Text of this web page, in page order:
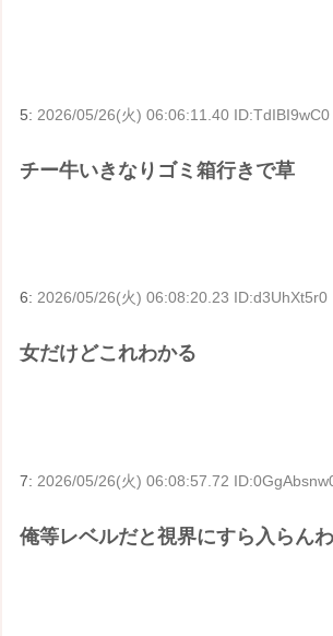
5: 2026/05/26(火) 06:06:11.40 ID:TdIBI9wC0
チー牛いきなりゴミ箱行きで草
6:2026/05/26(火) 06:08:20.23 ID:d3UhXt5r0
女だけどこれわかる
7: 2026/05/26(火) 06:08:57.72
俺等レベルだと視界にすら入らんわ